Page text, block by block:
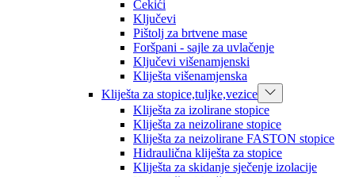
Čekići
Ključevi
Pištolj za brtvene mase
Foršpani - sajle za uvlačenje
Ključevi višenamjenski
Kliješta višenamjenska
Kliješta za stopice,tuljke,vezice
Kliješta za izolirane stopice
Kliješta za neizolirane stopice
Kliješta za neizolirane FASTON stopice
Hidraulična kliješta za stopice
Kliješta za skidanje sječenje izolacije